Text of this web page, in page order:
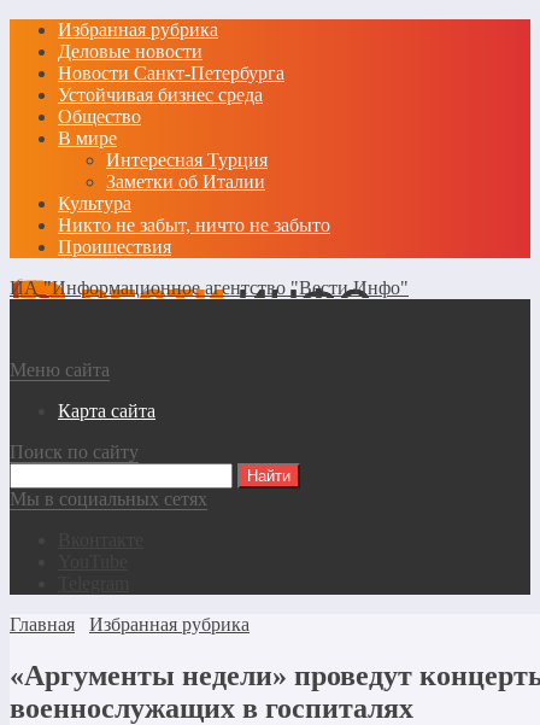
Избранная рубрика
Деловые новости
Новости Санкт-Петербурга
Устойчивая бизнес среда
Общество
В мире
Интересная Турция
Заметки об Италии
Культура
Никто не забыт, ничто не забыто
Проишествия
ИА "Информационное агентство "Вести Инфо"
Меню сайта
Карта сайта
Поиск по сайту
Мы в социальных сетях
Главная
Избранная рубрика
«Аргументы недели» проведут
военнослужащих в госпиталях